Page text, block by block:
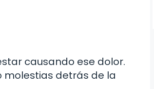
causando ese dolor.
molestias detrás de la